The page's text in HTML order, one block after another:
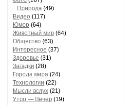
Природа (49)
Видео (117)
Юмор (64)
Животный мир (64)
Общество (63)
Интересное (37)
Здоровье (31)
Загадки (28)
Города мира (24)
Технологии (22)
Мысли вслух (21)
Утро — Вечер (19)